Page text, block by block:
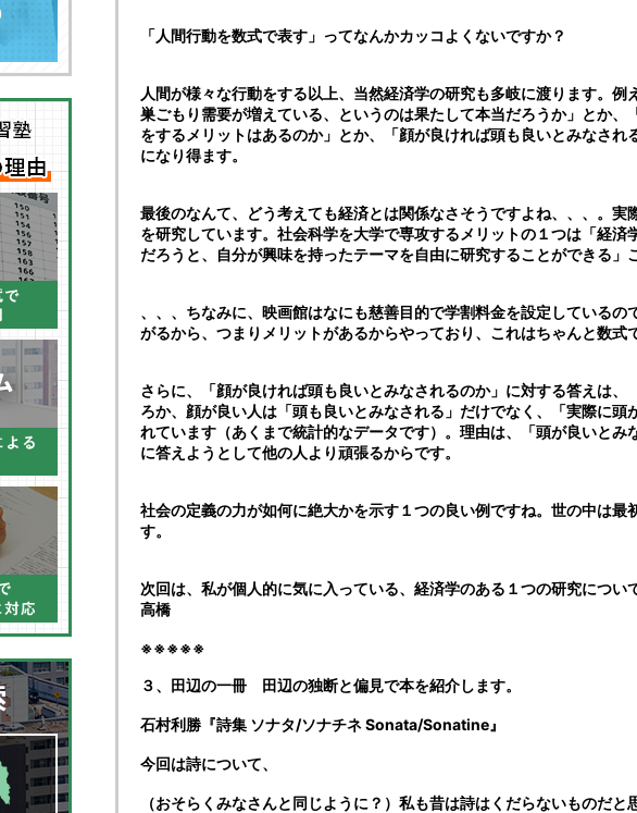
「人間行動を数式で表す」ってなんかカッコよくないですか？
人間が様々な行動をする以上、当然経済学の研究も多岐に渡ります。例
巣ごもり需要が増えている、というのは果たして本当だろうか」とか、
をするメリットはあるのか」とか、「顔が良ければ頭も良いとみなされ
になり得ます。
最後のなんて、どう考えても経済とは関係なさそうですよね、、、。実
を研究しています。社会科学を大学で専攻するメリットの１つは「経済
だろうと、自分が興味を持ったテーマを自由に研究することができる」
、、、ちなみに、映画館はなにも慈善目的で学割料金を設定しているの
がるから、つまりメリットがあるからやっており、これはちゃんと数式
さらに、「顔が良ければ頭も良いとみなされるのか」に対する答えは、
ろか、顔が良い人は「頭も良いとみなされる」だけでなく、「実際に頭
れています（あくまで統計的なデータです）。理由は、「頭が良いとみ
に答えようとして他の人より頑張るからです。
社会の定義の力が如何に絶大かを示す１つの良い例ですね。世の中は最
す。
次回は、私が個人的に気に入っている、経済学のある１つの研究につい
高橋
※※※※※
３、田辺の一冊 田辺の独断と偏見で本を紹介します。
石村利勝『詩集 ソナタ/ソナチネ Sonata/Sonatine』
今回は詩について、
（おそらくみなさんと同じように？）私も昔は詩はくだらないものだ